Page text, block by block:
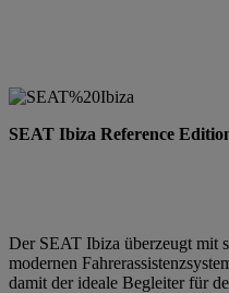
SEAT Ibiza Reference
Der SEAT Ibiza überzeugt mit
modernen
damit der ideale Begleiter für